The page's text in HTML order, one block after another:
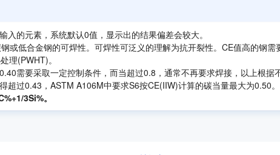
的元素，系统默认0值，显示出的结果偏差会较大。
或低合金钢的可焊性。可焊性可泛义的理解为抗开裂性。CE值高的钢
理(PWHT)。
需要采取一定控制条件，而当超过0.8，通常不再要求焊接，以上根据
过0.43，ASTM A106M中要求S6按CE(IIW)计算的碳当量最大为0.50。
3Si%。